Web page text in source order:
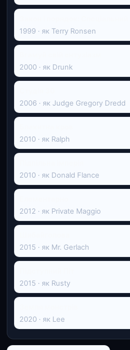
1999 · як Terry Ronsen
2000 · як Drunk
2006 · як Judge Gregory Dredd
2010 · як Ralph
2010 · як Donald Flance
2012 · як Private Maggio
2015 · як Mr. Gerlach
2015 · як Rusty
2020 · як Lee